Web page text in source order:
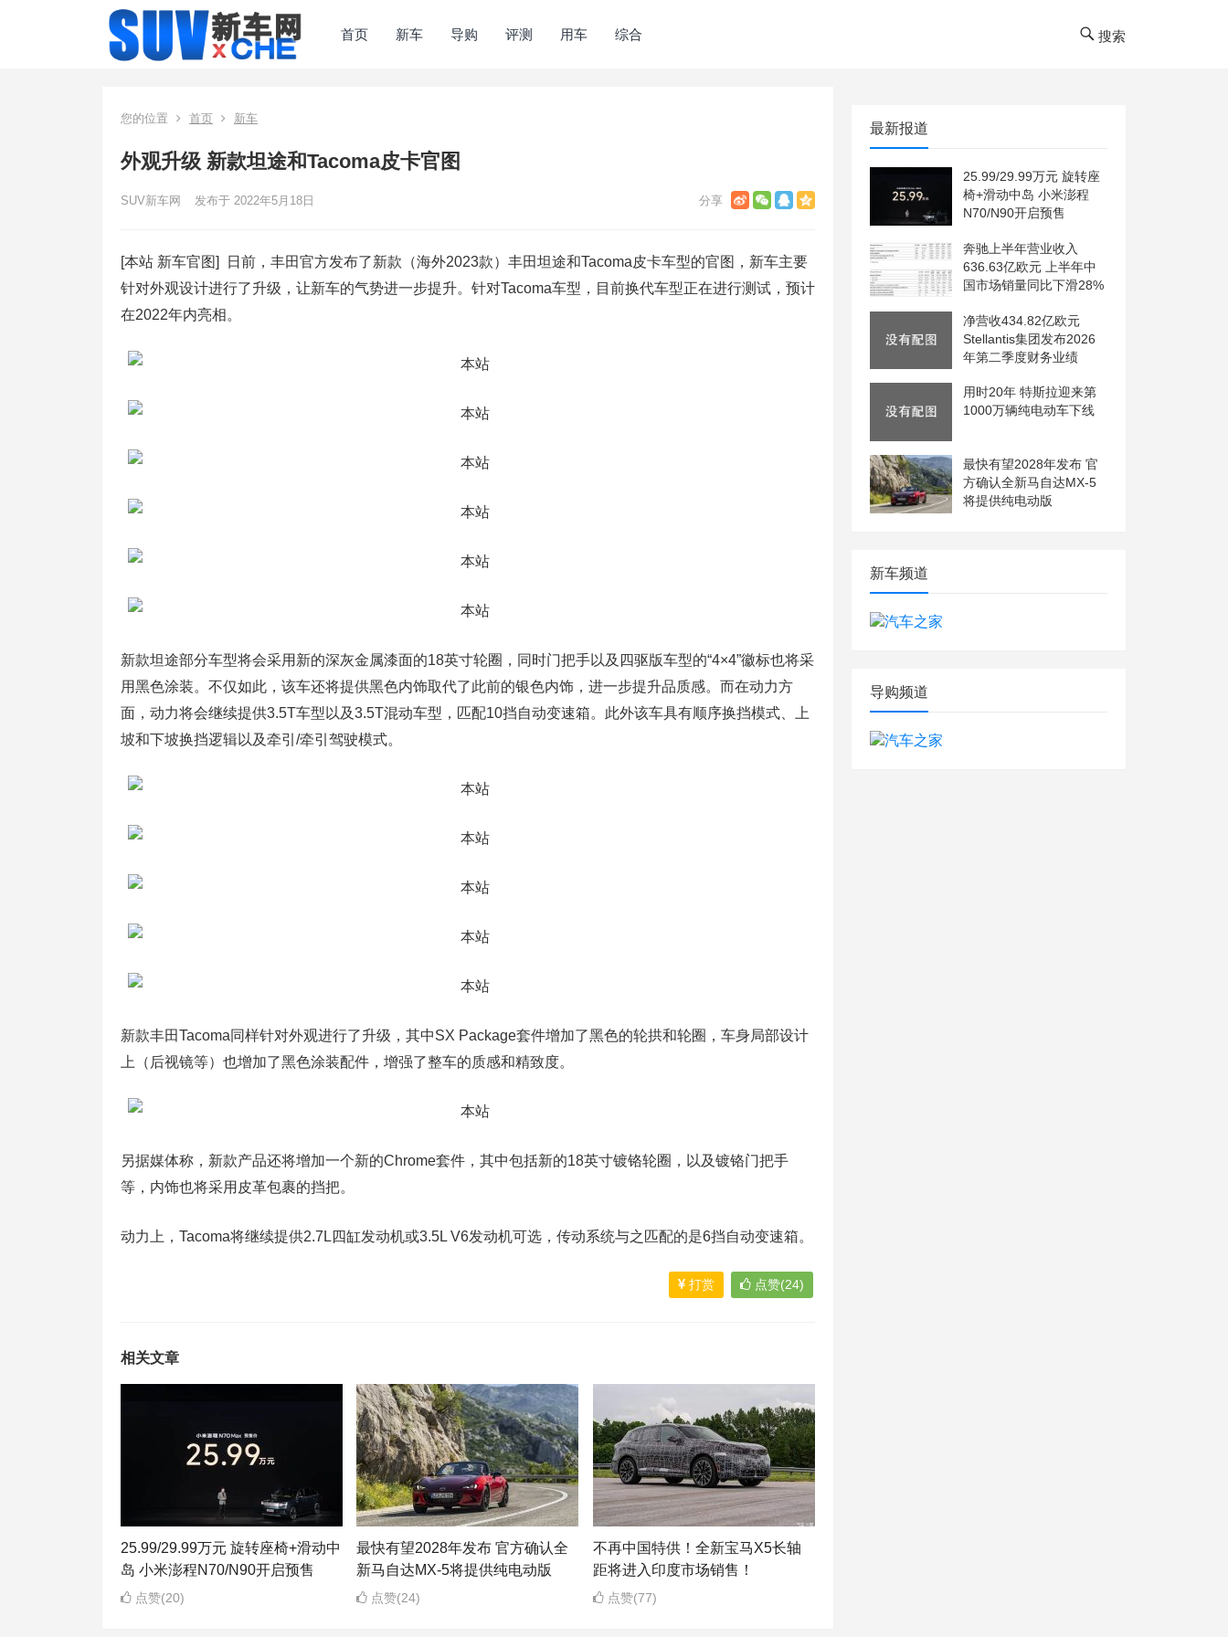
首页 新车 导购 评测 用车 综合 搜索
您的位置 首页 新车
外观升级 新款坦途和Tacoma皮卡官图
SUV新车网 发布于 2022年5月18日
[本站 新车官图] 日前，丰田官方发布了新款（海外2023款）丰田坦途和Tacoma皮卡车型的官图，新车主要
针对外观设计进行了升级，让新车的气势进一步提升。针对Tacoma车型，目前换代车型正在进行测试，预计
在2022年内亮相。
新款坦途部分车型将会采用新的深灰金属漆面的18英寸轮圈，同时门把手以及四驱版车型的“4×4”徽标也将采
用黑色涂装。不仅如此，该车还将提供黑色内饰取代了此前的银色内饰，进一步提升品质感。而在动力方
面，动力将会继续提供3.5T车型以及3.5T混动车型，匹配10挡自动变速箱。此外该车具有顺序换挡模式、上
坡和下坡换挡逻辑以及牵引/牵引驾驶模式。
新款丰田Tacoma同样针对外观进行了升级，其中SX Package套件增加了黑色的轮拱和轮圈，车身局部设计
上（后视镜等）也增加了黑色涂装配件，增强了整车的质感和精致度。
另据媒体称，新款产品还将增加一个新的Chrome套件，其中包括新的18英寸镀铬轮圈，以及镀铬门把手
等，内饰也将采用皮革包裹的挡把。
动力上，Tacoma将继续提供2.7L四缸发动机或3.5L V6发动机可选，传动系统与之匹配的是6挡自动变速箱。
打赏 点赞(24)
相关文章
25.99/29.99万元 旋转座椅+滑动中
岛 小米澎程N70/N90开启预售
点赞(20)
最快有望2028年发布 官方确认全
新马自达MX-5将提供纯电动版
点赞(24)
不再中国特供！全新宝马X5长轴
距将进入印度市场销售！
点赞(77)
最新报道
25.99/29.99万元 旋转座
椅+滑动中岛 小米澎程
N70/N90开启预售
奔驰上半年营业收入
636.63亿欧元 上半年中
国市场销量同比下滑28%
净营收434.82亿欧元
Stellantis集团发布2026
年第二季度财务业绩
用时20年 特斯拉迎来第
1000万辆纯电动车下线
最快有望2028年发布 官
方确认全新马自达MX-5
将提供纯电动版
新车频道
导购频道